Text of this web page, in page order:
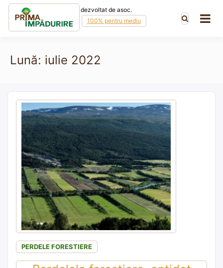
Skip to content
dezvoltat de asoc.
100% pentru mediu
Lună: iulie 2022
PERDELE FORESTIERE